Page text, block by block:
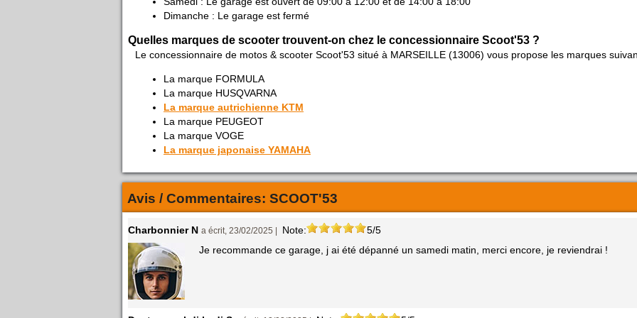
Dimanche : Le garage est fermé
Quelles marques de scooter trouvent-on chez le concessionnaire Scoot'53 ?
Le concessionnaire de motos & scooter Scoot'53 situé à MARSEILLE (13006) vous propose les marques
La marque FORMULA
La marque HUSQVARNA
La marque autrichienne KTM
La marque PEUGEOT
La marque VOGE
La marque japonaise YAMAHA
Avis / Commentaires: SCOOT'53
Charbonnier N a écrit, 23/02/2025 | Note:
5/5
Je recommande ce garage, j ai été dépanné un samedi matin, merci encore, je reviendrai !